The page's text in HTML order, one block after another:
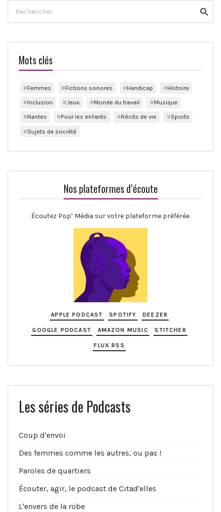
for:
Mots clés
Femmes Fictions sonores Handicap
Histoire
Inclusion
Jeux Monde du travail
Musique
Nantes
Pour les enfants Récits de vie
Sports
Sujets de société
Nos plateformes d’écoute
Écoutez Pop’ Média sur votre plateforme préférée.
APPLE PODCAST SPOTIFY DEEZER
GOOGLE PODCAST AMAZON MUSIC STITCHER
FLUX RSS
Les séries de Podcasts
Coup d'envoi
Des femmes comme les autres, ou pas !
Paroles de quartiers
Écouter, agir, le podcast de Citad'elles
L'envers de la robe